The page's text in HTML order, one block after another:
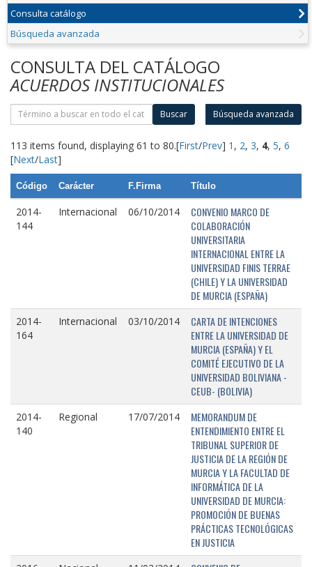
Consulta catálogo
Búsqueda avanzada
CONSULTA DEL CATÁLOGO
ACUERDOS INSTITUCIONALES
Buscar Búsqueda avanzada
113 items found, displaying 61 to 80.[First/Prev] 1 , 2, 3, 4, 5, 6
[Next/Last]
Código Carácter F.Firma Título
2014-
144
Internacional 06/10/2014
CONVENIO MARCO DE
COLABORACIÓN
UNIVERSITARIA
INTERNACIONAL ENTRE LA
UNIVERSIDAD FINIS TERRAE
(CHILE) Y LA UNIVERSIDAD
DE MURCIA (ESPAÑA)
2014-
164
Internacional 03/10/2014
CARTA DE INTENCIONES
ENTRE LA UNIVERSIDAD DE
MURCIA (ESPAÑA) Y EL
COMITÉ EJECUTIVO DE LA
UNIVERSIDAD BOLIVIANA -
CEUB- (BOLIVIA)
2014-
140
Regional 17/07/2014
MEMORANDUM DE
ENTENDIMIENTO ENTRE EL
TRIBUNAL SUPERIOR DE
JUSTICIA DE LA REGIÓN DE
MURCIA Y LA FACULTAD DE
INFORMÁTICA DE LA
UNIVERSIDAD DE MURCIA:
PROMOCIÓN DE BUENAS
PRÁCTICAS TECNOLÓGICAS
EN JUSTICIA